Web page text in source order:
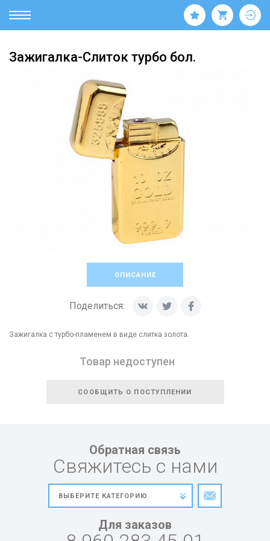
Зажигалка-Слиток турбо бол.
ОПИСАНИЕ
Поделиться:
Зажигалка с турбо-пламенем в виде слитка золота.
Товар недоступен
СООБЩИТЬ О ПОСТУПЛЕНИИ
Обратная связь
Свяжитесь с нами
Для заказов